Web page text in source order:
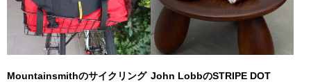
Mountainsmithのサイクリング John LobbのSTRIPE DOT